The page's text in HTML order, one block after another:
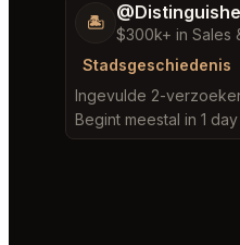
🏝️
$300k+ in Sales
Stadsgeschiedenis
Ingevulde 2-
Begint meestal in 1 day